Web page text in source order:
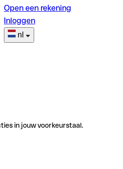
Open een rekening
Inloggen
nl
in jouw voorkeurstaal.